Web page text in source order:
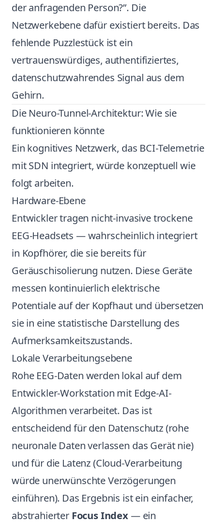
der anfragenden Person?”. Die
Netzwerkebene dafür existiert bereits. Das
fehlende Puzzlestück ist ein
vertrauenswürdiges, authentifiziertes,
datenschutzwahrendes Signal aus dem
Gehirn.
Die Neuro-Tunnel-Architektur: Wie sie
funktionieren könnte
Ein kognitives Netzwerk, das BCI-Telemetrie
mit SDN integriert, würde konzeptuell wie
folgt arbeiten.
Hardware-Ebene
Entwickler tragen nicht-invasive trockene
EEG-Headsets — wahrscheinlich integriert
in Kopfhörer, die sie bereits für
Geräuschisolierung nutzen. Diese Geräte
messen kontinuierlich elektrische
Potentiale auf der Kopfhaut und übersetzen
sie in eine statistische Darstellung des
Aufmerksamkeitszustands.
Lokale Verarbeitungsebene
Rohe EEG-Daten werden lokal auf dem
Entwickler-Workstation mit Edge-AI-
Algorithmen verarbeitet. Das ist
entscheidend für den Datenschutz (rohe
neuronale Daten verlassen das Gerät nie)
und für die Latenz (Cloud-Verarbeitung
würde unerwünschte Verzögerungen
einführen). Das Ergebnis ist ein einfacher,
abstrahierter Focus Index— ein